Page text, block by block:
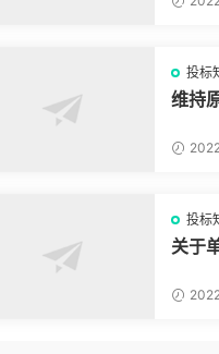
投标
维持
投标
关于